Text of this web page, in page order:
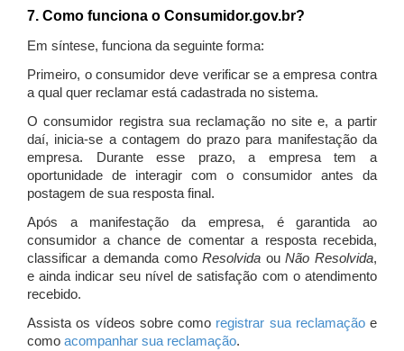
7. Como funciona o Consumidor.gov.br?
Em síntese, funciona da seguinte forma:
Primeiro, o consumidor deve verificar se a empresa contra
a qual quer reclamar está cadastrada no sistema.
O consumidor registra sua reclamação no site e, a partir
daí, inicia-se a contagem do prazo para manifestação da
empresa. Durante esse prazo, a empresa tem a
oportunidade de interagir com o consumidor antes da
postagem de sua resposta final.
Após a manifestação da empresa, é garantida ao
consumidor a chance de comentar a resposta recebida,
classificar a demanda comoResolvida ouNão Resolvida,
e ainda indicar seu nível de satisfação com o atendimento
recebido.
Assista os vídeos sobre como registrar sua reclamaçãoe
como acompanhar sua reclamação.